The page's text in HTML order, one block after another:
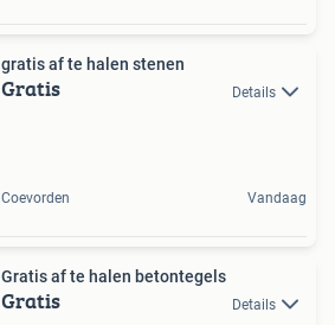
gratis af te halen stenen
Gratis Details
Coevorden Vandaag
Gratis af te halen betontegels
Gratis Details